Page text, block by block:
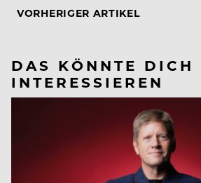
VORHERIGER ARTIKEL
DAS KÖNNTE DICH
INTERESSIEREN